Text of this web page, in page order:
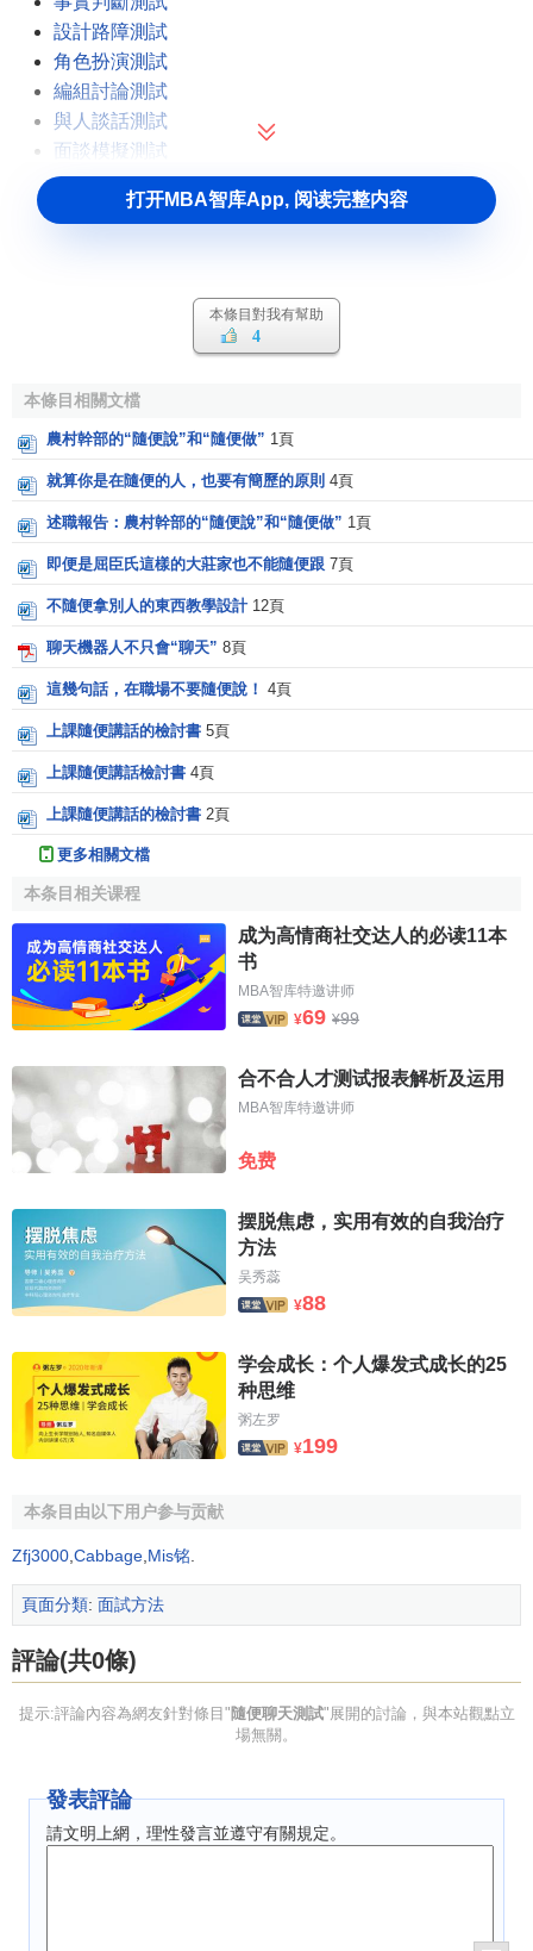
設計路障測試
角色扮演測試
編組討論測試
與人談話測試
面談模擬測試
打开MBA智库App, 阅读完整内容
本條目對我有幫助
4
本條目相關文檔
農村幹部的“隨便說”和“隨便做” 1頁
就算你是在隨便的人，也要有簡歷的原則 4頁
述職報告：農村幹部的“隨便說”和“隨便做” 1頁
即便是屈臣氏這樣的大莊家也不能隨便跟 7頁
不隨便拿別人的東西教學設計 12頁
聊天機器人不只會“聊天” 8頁
這幾句話，在職場不要隨便說！ 4頁
上課隨便講話的檢討書 5頁
上課隨便講話檢討書 4頁
上課隨便講話的檢討書 2頁
更多相關文檔
本条目相关课程
成为高情商社交达人的必读11本
书
MBA智库特邀讲师
¥69 ¥99
合不合人才测试报表解析及运用
MBA智库特邀讲师
免费
摆脱焦虑，实用有效的自我治疗
方法
吴秀蕊
¥88
学会成长：个人爆发式成长的25
种思维
粥左罗
¥199
本条目由以下用户参与贡献
Zfj3000 Cabbage Mis铭
頁面分類: 面試方法
評論(共0條)
提示:評論內容為網友針對條目"隨便聊天測試"展開的討論，與本站觀點立
場無關。
發表評論
請文明上網，理性發言並遵守有關規定。